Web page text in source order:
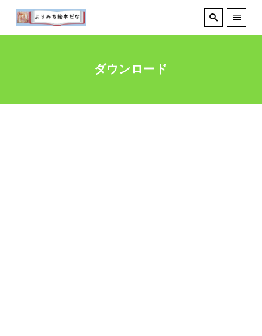
ダウンロード